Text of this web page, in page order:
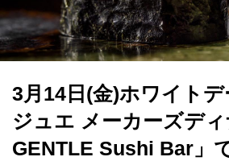
3月14日(金)ホワイト
ジュエ メーカーズデ
GENTLE Sushi Bar」